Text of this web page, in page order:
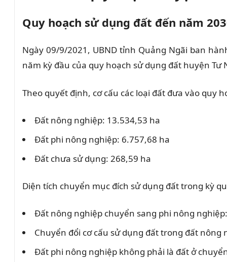
Quy hoạch sử dụng đất đến năm
Ngày 09/9/2021, UBND tỉnh Quảng Ngãi ban
năm kỳ đầu của quy hoạch sử dụng đất huyện Tư
Theo quyết định, cơ cấu các loại đất đưa vào quy
Đất nông nghiệp: 13.534,53 ha
Đất phi nông nghiệp: 6.757,68 ha
Đất chưa sử dụng: 268,59 ha
Diện tích chuyển mục đích sử dụng đất trong kỳ
Đất nông nghiệp chuyển sang phi nông
Chuyển đổi cơ cấu sử dụng đất trong đất nông
Đất phi nông nghiệp không phải là đất ở